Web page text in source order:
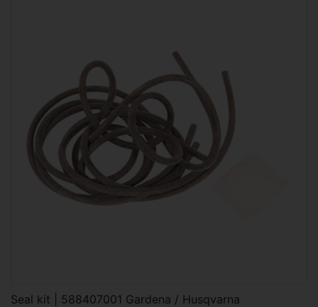
Seal kit | 588407001 Gardena / Husqvarna